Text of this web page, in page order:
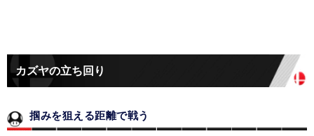
カズヤの立ち回り
掴みを狙える距離で戦う